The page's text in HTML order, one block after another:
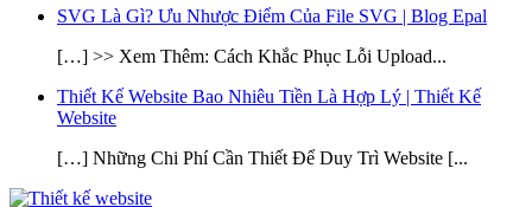
SVG Là Gì? Ưu Nhược Điểm Của File SVG | Blog Epal
[…] >> Xem Thêm: Cách Khắc Phục Lỗi Upload...
Thiết Kế Website Bao Nhiêu Tiền Là Hợp Lý | Thiết Kế
Website
[…] Những Chi Phí Cần Thiết Để Duy Trì Website [...